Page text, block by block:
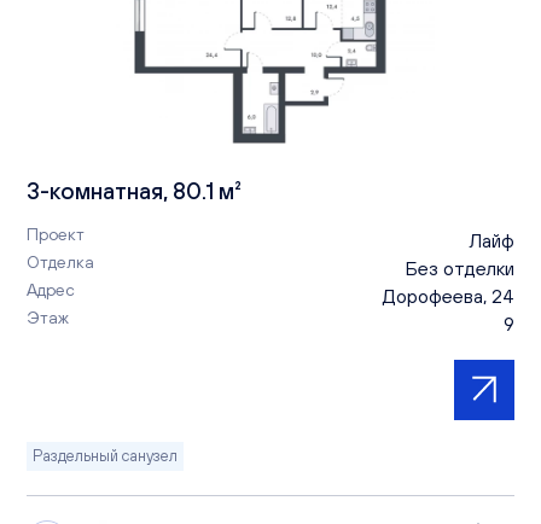
3-комнатная, 80.1 м²
Проект Лайф
Отделка Без отделки
Адрес Дорофеева, 24
Этаж 9
Раздельный санузел